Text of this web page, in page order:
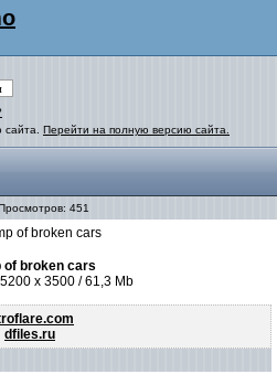
Перейти на полную версию сайта.
451
of broken cars
x 3500 / 61,3 Mb
dfiles.ru